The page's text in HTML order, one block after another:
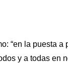
“en la puesta a
y a todas en